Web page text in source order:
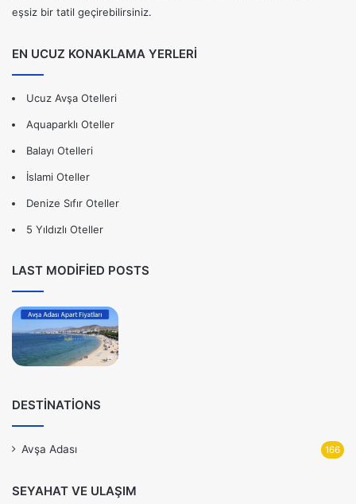
eşsiz bir tatil geçirebilirsiniz.
EN UCUZ KONAKLAMA YERLERİ
Ucuz Avşa Otelleri
Aquaparklı Oteller
Balayı Otelleri
İslami Oteller
Denize Sıfır Oteller
5 Yıldızlı Oteller
LAST MODIFIED POSTS
DESTINATIONS
Avşa Adası 166
SEYAHAT VE ULAŞIM